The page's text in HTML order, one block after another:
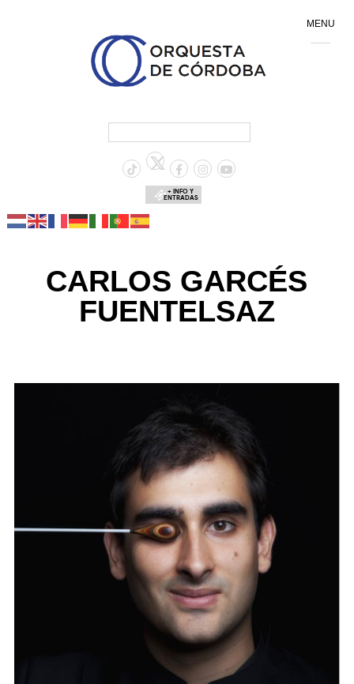
+ INFO Y
ENTRADAS
CARLOS GARCÉS
FUENTELSAZ
MENU